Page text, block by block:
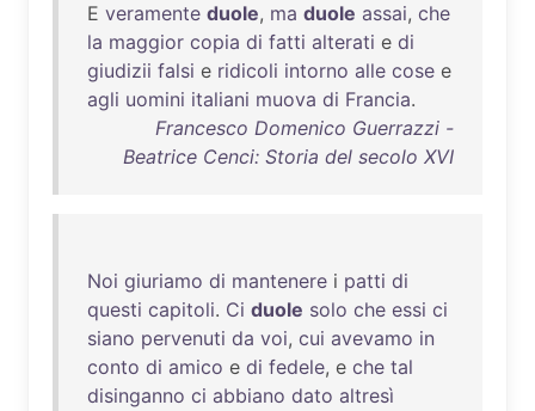
E veramente duole, ma duole assai, che
la maggior copia di fatti alterati e di
giudizii falsi e ridicoli intorno alle cose e
agli uomini italiani muova di Francia.
Francesco Domenico Guerrazzi -
Beatrice Cenci: Storia del secolo XVI
Noi giuriamo di mantenere i patti di
questi capitoli. Ci duole solo che essi ci
siano pervenuti da voi, cui avevamo in
conto di amico e di fedele, e che tal
disinganno ci abbiano dato altresì